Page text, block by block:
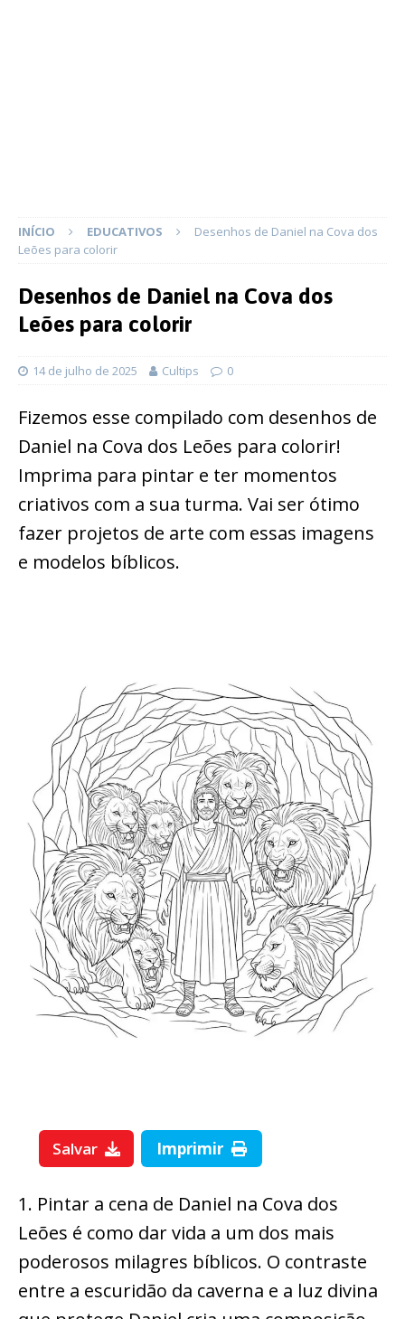
INÍCIO EDUCATIVOS
Desenhos de Daniel na Cova dos
Leões para colorir
Desenhos de Daniel na Cova dos
Leões para colorir
14 de julho de 2025 Cultips 0
Fizemos esse compilado com desenhos de
Daniel na Cova dos Leões para colorir!
Imprima para pintar e ter momentos
criativos com a sua turma. Vai ser ótimo
fazer projetos de arte com essas imagens
e modelos bíblicos.
Salvar Imprimir
1. Pintar a cena de Daniel na Cova dos
Leões é como dar vida a um dos mais
poderosos milagres bíblicos. O contraste
entre a escuridão da caverna e a luz divina